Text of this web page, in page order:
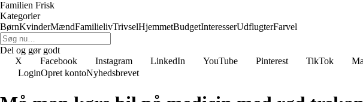
Familien Frisk
Kategorier
BørnKvinderMændFamilielivTrivselHjemmetBudgetInteresserUdflugterFarvel
Del og gør godt
X
Facebook Instagram LinkedIn YouTube Pinterest TikTok
LoginOpret kontoNyhedsbrevet